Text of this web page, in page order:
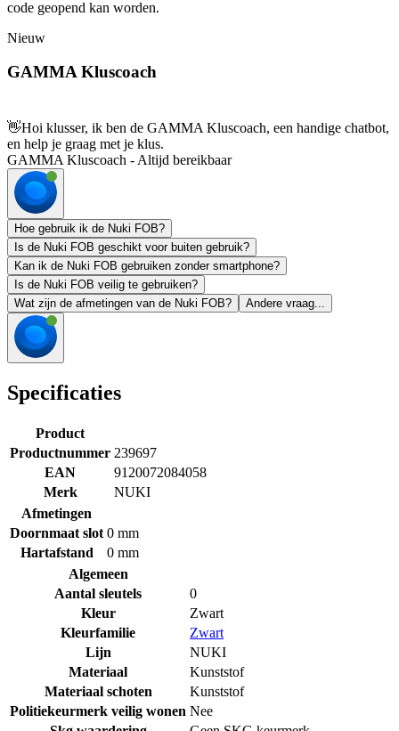
code geopend kan worden.
Nieuw
GAMMA Kluscoach
👋Hoi klusser, ik ben de GAMMA Kluscoach, een handige chatbot,
en help je graag met je klus.
GAMMA Kluscoach - Altijd bereikbaar
Hoe gebruik ik de Nuki FOB?
Is de Nuki FOB geschikt voor buiten gebruik?
Kan ik de Nuki FOB gebruiken zonder smartphone?
Is de Nuki FOB veilig te gebruiken?
Wat zijn de afmetingen van de Nuki FOB?
Andere vraag...
Specificaties
Product
Productnummer 239697
EAN
9120072084058
Merk
NUKI
Afmetingen
Doornmaat slot 0 mm
Hartafstand
0 mm
Algemeen
Aantal sleutels
0
Kleur
Zwart
Kleurfamilie
Zwart
Lijn
NUKI
Materiaal
Kunststof
Materiaal schoten
Kunststof
Politiekeurmerk veilig wonen Nee